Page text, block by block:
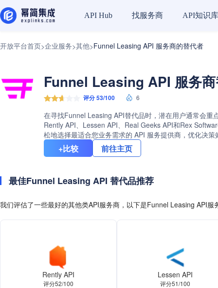
API Hub 找服务商 API知识库
开放平台首页>企业服务>其他>Funnel Leasing API 服务商的替代者
Funnel Leasing API 服务
评分 53/100 6
在寻找Funnel Leasing API替代品时，潜在用户通常会
Rently API、Lessen API、Real Geeks API和Rex
松地选择最适合您业务需求的 API 服务提供商，优化决策
+比较 前往主页
最佳Funnel Leasing API 替代品推荐
我们评估了一些最好的其他类API服务商，以下是Funnel Leasing API服
Rently API
评分52/100
Lessen API
评分51/100